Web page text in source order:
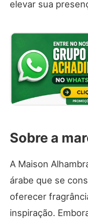
elevar sua
Sobre a
A Maison
árabe que se
oferecer
inspiração.